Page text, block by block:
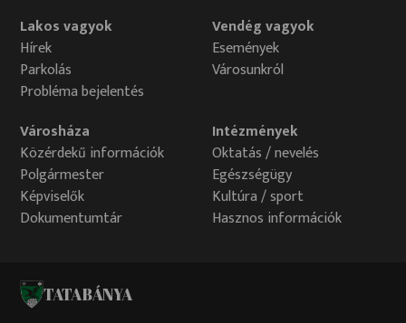
Lakos vagyok
Hírek
Parkolás
Probléma bejelentés
Vendég vagyok
Események
Városunkról
Városháza
Közérdekű információk
Polgármester
Képviselők
Dokumentumtár
Intézmények
Oktatás / nevelés
Egészségügy
Kultúra / sport
Hasznos információk
TATABÁNYA